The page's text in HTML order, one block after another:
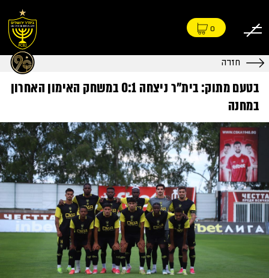
0
חזרה
בטעם מתוק: בית"ר ניצחה 0:1 במשחק האימון האחרון
במחנה